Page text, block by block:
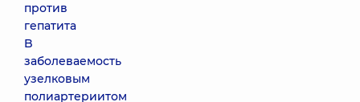
против
гепатита
B
заболеваемость
узелковым
полиартериитом